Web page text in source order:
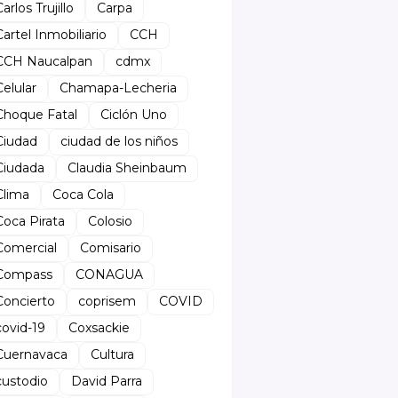
Trujillo
Carpa
Inmobiliario
CCH
Naucalpan
cdmx
Chamapa-Lecheria
Fatal
Ciclón Uno
ciudad de los niños
Claudia Sheinbaum
Coca Cola
Pirata
Colosio
Comisario
CONAGUA
coprisem
COVID
19
Coxsackie
Cultura
David Parra